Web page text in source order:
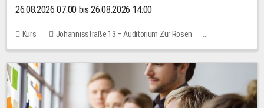
26.08.2026 07:00 bis 26.08.2026 14:00
Kurs
Johannisstraße 13 – Auditorium Zur Rosen
Keine freien Plätze